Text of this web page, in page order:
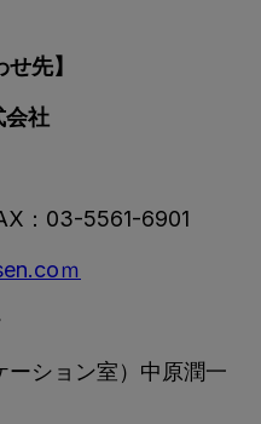
先】
会社
：03-5561-6901
ｍ
ーション室）中原潤一